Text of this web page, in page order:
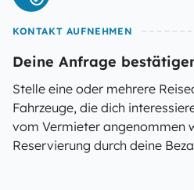
KONTAKT AUFNEHMEN
Deine Anfrage
Stelle eine oder mehrere
Fahrzeuge, die dich
vom Vermieter angenommen
Reservierung durch deine